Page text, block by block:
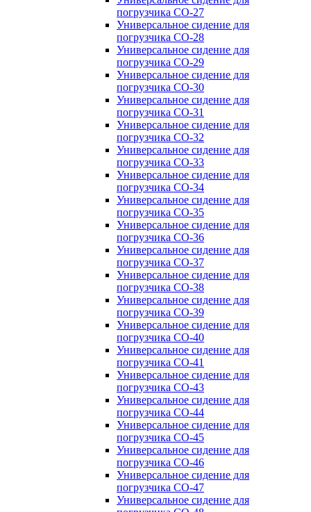
погрузчика CO-27
Универсальное сидение для
погрузчика CO-28
Универсальное сидение для
погрузчика CO-29
Универсальное сидение для
погрузчика CO-30
Универсальное сидение для
погрузчика CO-31
Универсальное сидение для
погрузчика CO-32
Универсальное сидение для
погрузчика CO-33
Универсальное сидение для
погрузчика CO-34
Универсальное сидение для
погрузчика CO-35
Универсальное сидение для
погрузчика CO-36
Универсальное сидение для
погрузчика CO-37
Универсальное сидение для
погрузчика CO-38
Универсальное сидение для
погрузчика CO-39
Универсальное сидение для
погрузчика CO-40
Универсальное сидение для
погрузчика CO-41
Универсальное сидение для
погрузчика CO-43
Универсальное сидение для
погрузчика CO-44
Универсальное сидение для
погрузчика CO-45
Универсальное сидение для
погрузчика CO-46
Универсальное сидение для
погрузчика CO-47
Универсальное сидение для